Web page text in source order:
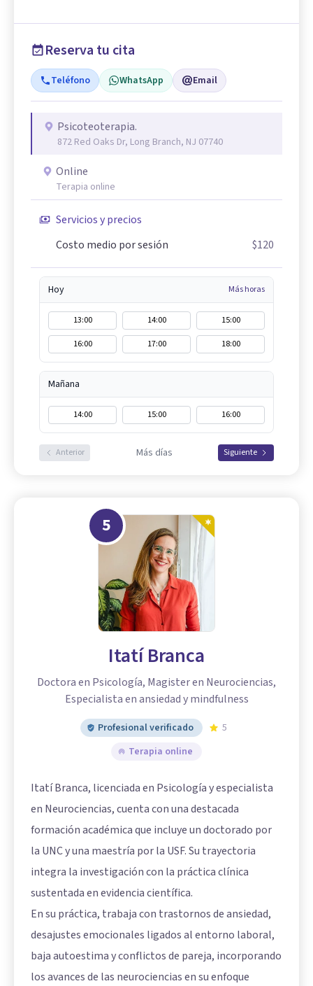
Reserva tu cita
Teléfono WhatsApp Email
Psicoteoterapia.
872 Red Oaks Dr, Long Branch, NJ 07740
Online
Terapia online
Servicios y precios
Costo medio por sesión
$120
Hoy Más horas
13:00 14:00
15:00
16:00
17:00 18:00
Mañana
14:00 15:00 16:00
Anterior Más días Siguiente
5
Itatí Branca
Doctora en Psicología, Magister en Neurociencias,
Especialista en ansiedad y mindfulness
Profesional verificado
5
Terapia online
Itatí Branca, licenciada en Psicología y especialista
en Neurociencias, cuenta con una destacada
formación académica que incluye un doctorado por
la UNC y una maestría por la USF. Su trayectoria
integra la investigación con la práctica clínica
sustentada en evidencia científica.
En su práctica, trabaja con trastornos de ansiedad,
desajustes emocionales ligados al entorno laboral,
baja autoestima y conflictos de pareja, incorporando
los avances de las neurociencias en su enfoque